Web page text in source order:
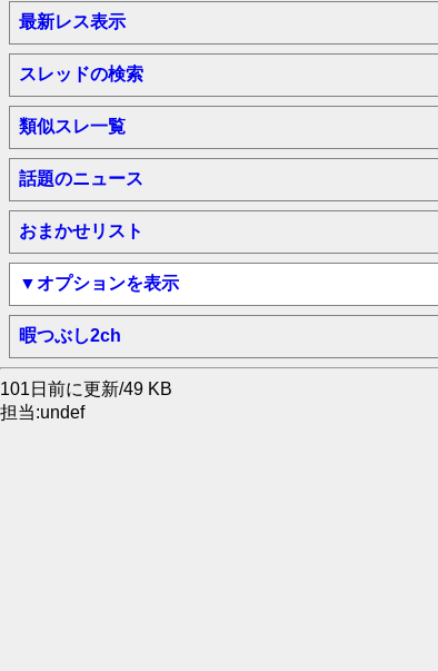
最新レス表示
スレッドの検索
類似スレ一覧
話題のニュース
おまかせリスト
▼オプションを表示
暇つぶし2ch
101日前に更新/49 KB
担当:undef